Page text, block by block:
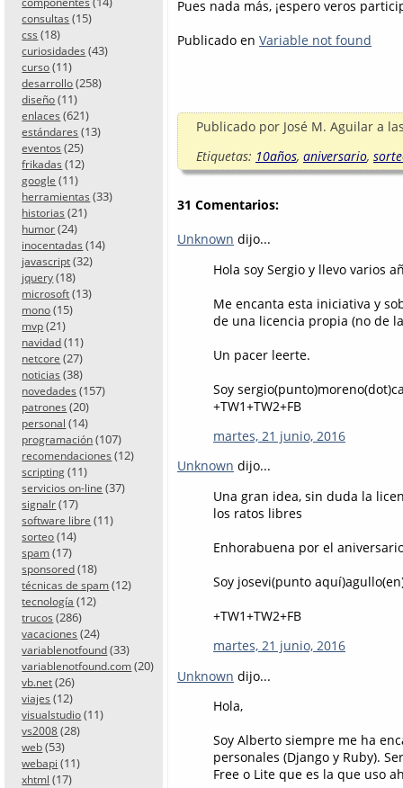
consultas (15)
css (18)
curiosidades (43)
curso (11)
desarrollo (258)
diseño (11)
enlaces (621)
estándares (13)
eventos (25)
frikadas (12)
google (11)
herramientas (33)
historias (21)
humor (24)
inocentadas (14)
javascript (32)
jquery (18)
microsoft (13)
mono (15)
mvp (21)
navidad (11)
netcore (27)
noticias (38)
novedades (157)
patrones (20)
personal (14)
programación (107)
recomendaciones (12)
scripting (11)
servicios on-line (37)
signalr (17)
software libre (11)
sorteo (14)
spam (17)
sponsored (18)
técnicas de spam (12)
tecnología (12)
trucos (286)
vacaciones (24)
variablenotfound (33)
variablenotfound.com (20)
vb.net (26)
viajes (12)
visualstudio (11)
vs2008 (28)
web (53)
webapi (11)
xhtml (17)
Pues nada más, ¡espero veros
Publicado en Variable not found
Publicado por José M. Aguilar a
Etiquetas: 10años, aniversario,
31 Comentarios:
Unknown dijo...
Hola soy Sergio y llevo varios
Me encanta esta iniciativa y
de una licencia propia (no de
Un pacer leerte.
Soy
+TW1+TW2+FB
martes, 21 junio, 2016
Unknown dijo...
Una gran idea, sin duda la
los ratos libres
Enhorabuena por el
Soy josevi(punto
+TW1+TW2+FB
martes, 21 junio, 2016
Unknown dijo...
Hola,
Soy Alberto siempre me ha
personales (Django y Ruby).
Free o Lite que es la que uso